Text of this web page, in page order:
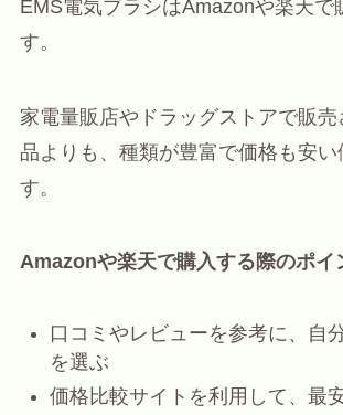
EMS電気ブラシはAmazonや楽天で
す。
家電量販店やドラッグストアで販
品よりも、種類が豊富で価格も安い
す。
Amazonや楽天で購入する際のポイ
口コミやレビューを参考に、自
を選ぶ
価格比較サイトを利用して、最